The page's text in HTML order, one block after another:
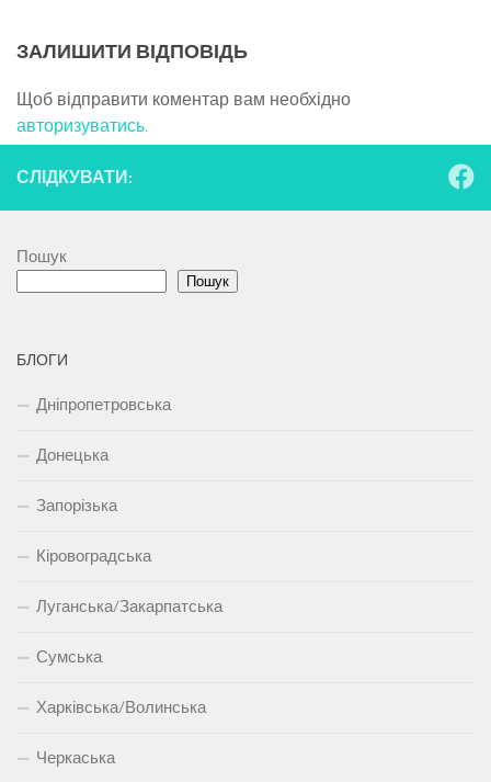
ЗАЛИШИТИ ВІДПОВІДЬ
Щоб відправити коментар вам необхідно
авторизуватись.
СЛІДКУВАТИ:
Пошук
Пошук
БЛОГИ
Дніпропетровська
Донецька
Запорізька
Кіровоградська
Луганська/Закарпатська
Сумська
Харківська/Волинська
Черкаська